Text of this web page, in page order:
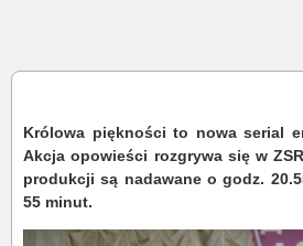
Królowa piękności to nowa serial
Akcja opowieści rozgrywa się w
produkcji są nadawane o godz.
55 minut.